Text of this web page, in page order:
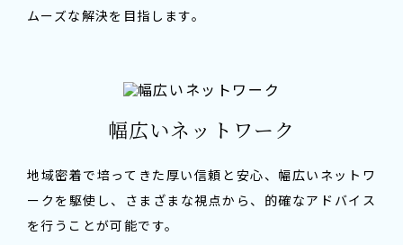
ムーズな解決を目指します。
幅広いネットワーク
地域密着で培ってきた厚い信頼と安心、幅広いネットワ
ークを駆使し、さまざまな視点から、的確なアドバイス
を行うことが可能です。